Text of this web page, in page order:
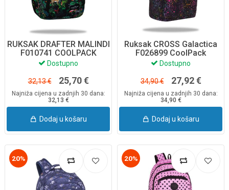
RUKSAK DRAFTER MALINDI
F010741 COOLPACK
Dostupno
32,13 € 25,70 €
Najniža cijena u zadnjih 30 dana:
32,13 €
Dodaj u košaru
Ruksak CROSS Galactica
F026899 CoolPack
Dostupno
34,90 € 27,92 €
Najniža cijena u zadnjih 30 dana:
34,90 €
Dodaj u košaru
20% 20%